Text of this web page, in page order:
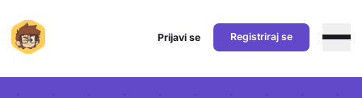
Prijavi se Registriraj se